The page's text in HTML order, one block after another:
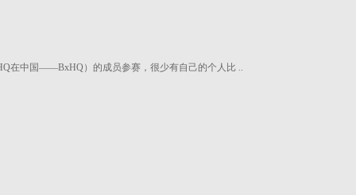
在中国——BxHQ）的成员参赛，很少有自己的个人比 ..